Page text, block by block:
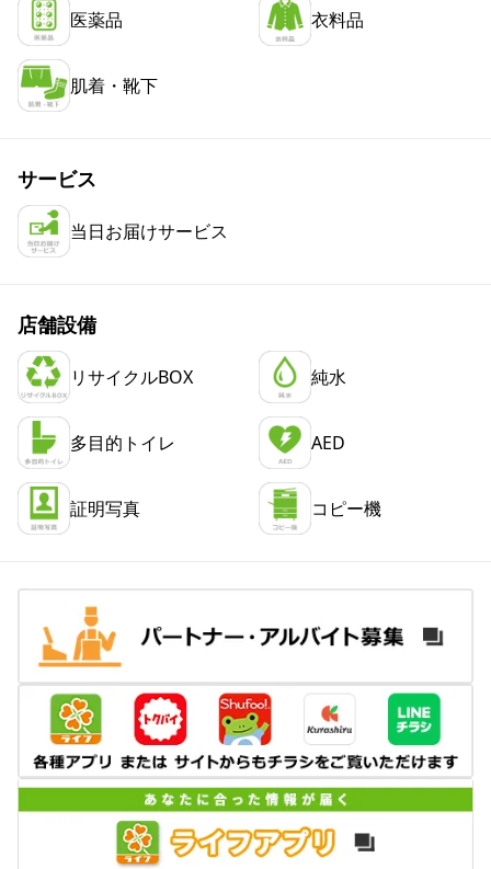
医薬品 衣料品
肌着・靴下
サービス
当日お届けサービス
店舗設備
リサイクルBOX 純水
多目的トイレ AED
証明写真 コピー機